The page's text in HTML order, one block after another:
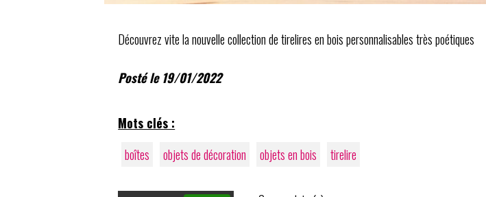
Découvrez vite la nouvelle collection de tirelires en bois personnalisables très poétiques
Posté le 19/01/2022
Mots clés :
boîtes
objets de décoration objets en bois tirelire